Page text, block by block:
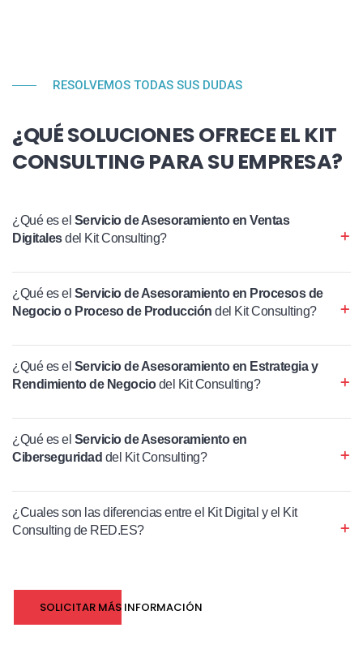
RESOLVEMOS TODAS SUS DUDAS
¿QUÉ SOLUCIONES OFRECE EL KIT
CONSULTING PARA SU EMPRESA?
¿Qué es el Servicio de Asesoramiento en Ventas
Digitalesdel Kit Consulting?
¿Qué es el Servicio de Asesoramiento en Procesos de
Negocio o Proceso de Producción del Kit Consulting?
¿Qué es el Servicio de Asesoramiento en Estrategia y
Rendimiento de Negociodel Kit Consulting?
¿Qué es el Servicio de Asesoramiento en
Ciberseguridad del Kit Consulting?
¿Cuales son las diferencias entre el Kit Digital y el Kit
Consulting de RED.ES?
SOLICITAR MÁS INFORMACIÓN